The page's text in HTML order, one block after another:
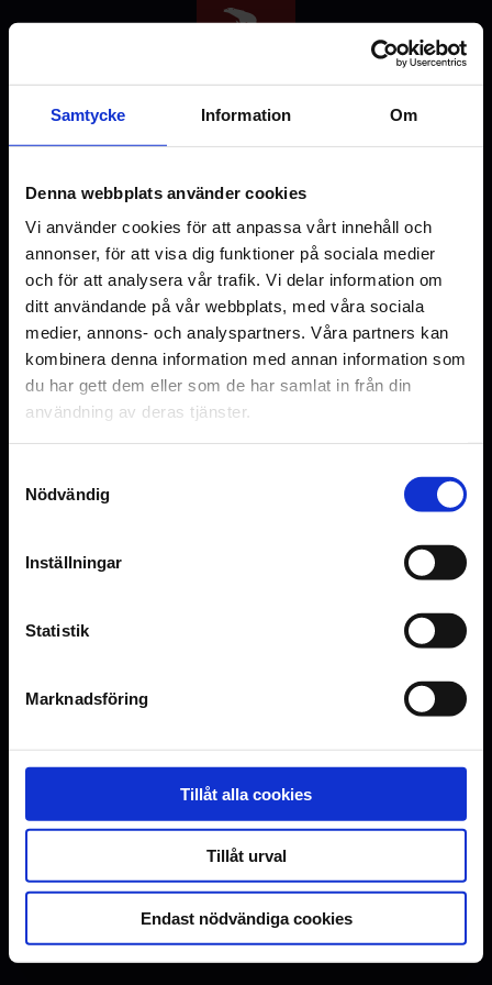
Samtycke Information Om
Denna webbplats använder cookies
Vi använder cookies för att anpassa vårt innehåll och
annonser, för att visa dig funktioner på sociala medier
och för att analysera vår trafik. Vi delar information om
ditt användande på vår webbplats, med våra sociala
medier, annons- och analyspartners. Våra partners kan
kombinera denna information med annan information som
du har gett dem eller som de har samlat in från din
användning av deras tjänster.
Nödvändig
Inställningar
Statistik
Marknadsföring
Tillåt alla cookies
Tillåt urval
Endast nödvändiga cookies
Välj stad
Malmö Uppsala